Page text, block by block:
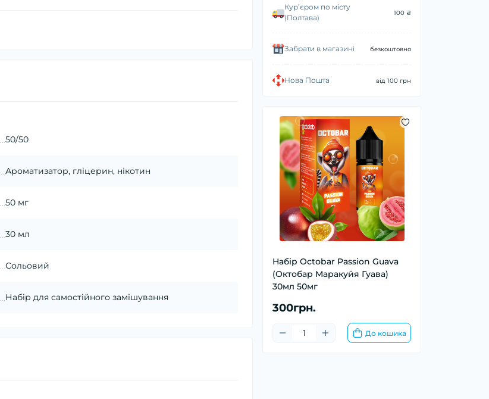
Курʼєром по місту
(Полтава)
100 ₴
Забрати в магазині безкоштовно
Нова Пошта від 100 грн
Набір Octobar Passion Guava
(Октобар Маракуйя Гуава)
30мл 50мг
300грн.
До кошика
50/50
Ароматизатор, гліцерин, нікотин
50 мг
30 мл
Сольовий
Набір для самостійного замішування